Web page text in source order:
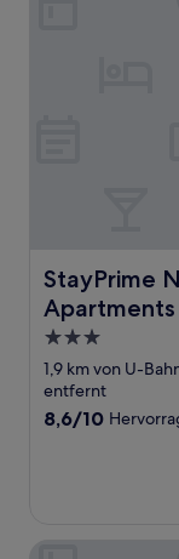
StayPrime
Apartments
StayPrime
3.0-
Sterne-
Unterkunft
1,9 km von U-
entfernt
8.6
8,6/10